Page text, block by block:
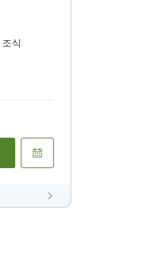
조식